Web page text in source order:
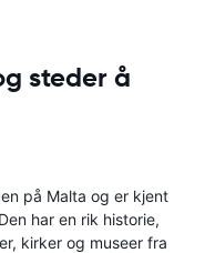
steder å
på Malta og er kjent
har en rik historie,
kirker og museer fra